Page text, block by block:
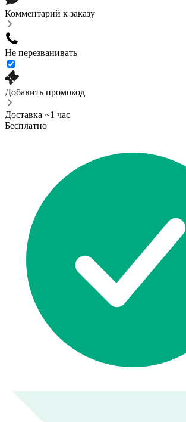
Комментарий к заказу
Не перезванивать
Добавить промокод
Доставка ~1 час
Бесплатно